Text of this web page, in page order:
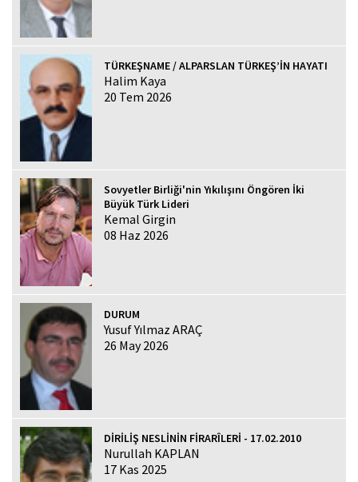
TÜRKEŞNAME / ALPARSLAN TÜRKEŞ’İN HAYATI
Halim Kaya
20 Tem 2026
Sovyetler Birliği'nin Yıkılışını Öngören İki
Büyük Türk Lideri
Kemal Girgin
08 Haz 2026
DURUM
Yusuf Yılmaz ARAÇ
26 May 2026
DİRİLİŞ NESLİNİN FİRARÎLERİ - 17.02.2010
Nurullah KAPLAN
17 Kas 2025